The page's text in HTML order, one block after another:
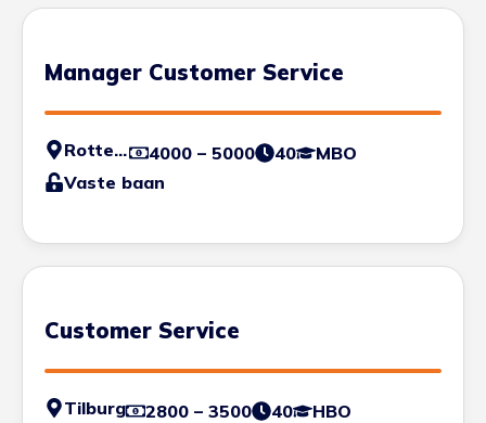
Manager Customer Service
Rotterdam 4000 – 5000 40
MBO
Vaste baan
Customer Service
Tilburg 2800 – 3500 40
HBO